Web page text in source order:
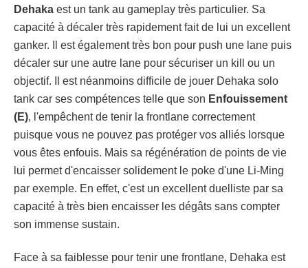
Dehaka est un tank au gameplay très particulier. Sa
capacité à décaler très rapidement fait de lui un excellent
ganker. Il est également très bon pour push une lane puis
décaler sur une autre lane pour sécuriser un kill ou un
objectif. Il est néanmoins difficile de jouer Dehaka solo
tank car ses compétences telle que son Enfouissement
(E), l'empêchent de tenir la frontlane correctement
puisque vous ne pouvez pas protéger vos alliés lorsque
vous êtes enfouis. Mais sa régénération de points de vie
lui permet d'encaisser solidement le poke d'une Li-Ming
par exemple. En effet, c'est un excellent duelliste par sa
capacité à très bien encaisser les dégâts sans compter
son immense sustain.
Face à sa faiblesse pour tenir une frontlane, Dehaka est